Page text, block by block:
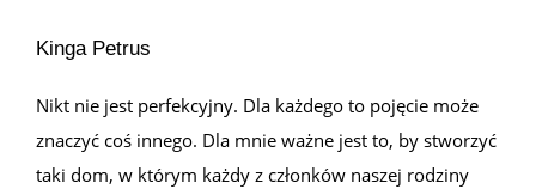
Kinga Petrus
Nikt nie jest perfekcyjny. Dla każdego to pojęcie może
znaczyć coś innego. Dla mnie ważne jest to, by stworzyć
taki dom, w którym każdy z członków naszej rodziny